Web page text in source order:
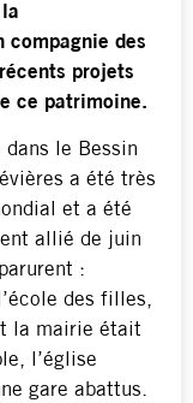
compagnie des
projets
ce patrimoine.
le Bessin
a été très
et a été
allié de juin
:
des filles,
la mairie était
l’église
gare abattus.